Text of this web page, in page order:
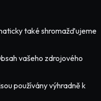
také shromažďujeme
vašeho zdrojového
používány výhradně k